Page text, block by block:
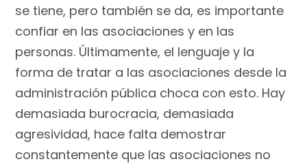
se tiene, pero también se da, es importante
confiar en las asociaciones y en las
personas. Últimamente, el lenguaje y la
forma de tratar a las asociaciones desde la
administración pública choca con esto. Hay
demasiada burocracia, demasiada
agresividad, hace falta demostrar
constantemente que las asociaciones no